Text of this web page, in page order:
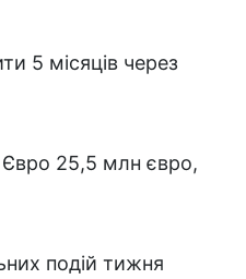
5 місяців через
Євро 25,5 млн євро,
подій тижня